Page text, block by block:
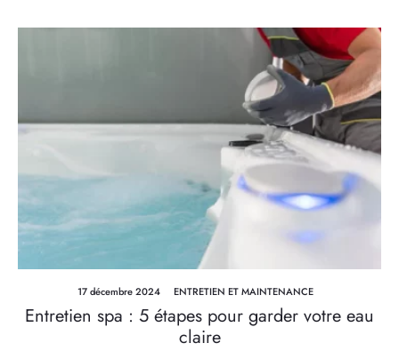
17 décembre 2024 ENTRETIEN ET MAINTENANCE
Entretien spa : 5 étapes pour garder votre eau
claire